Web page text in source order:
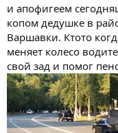
и апофигеем
копом дедушке в
Варшавки. Ктото
меняет колесо
свой зад и помог